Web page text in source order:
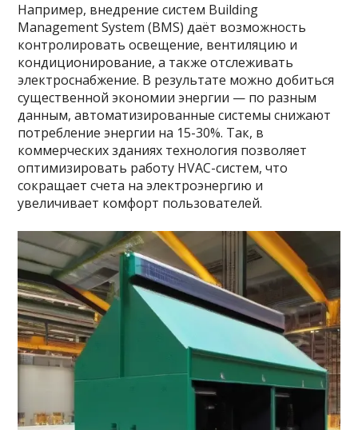
Например, внедрение систем Building
Management System (BMS) даёт возможность
контролировать освещение, вентиляцию и
кондиционирование, а также отслеживать
электроснабжение. В результате можно добиться
существенной экономии энергии — по разным
данным, автоматизированные системы снижают
потребление энергии на 15-30%. Так, в
коммерческих зданиях технология позволяет
оптимизировать работу HVAC-систем, что
сокращает счета на электроэнергию и
увеличивает комфорт пользователей.